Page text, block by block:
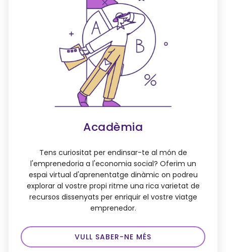
Acadèmia
Tens curiositat per endinsar-te al món de
l'emprenedoria a l'economia social? Oferim un
espai virtual d'aprenentatge dinàmic on podreu
explorar al vostre propi ritme una rica varietat de
recursos dissenyats per enriquir el vostre viatge
emprenedor.
VULL SABER-NE MÉS